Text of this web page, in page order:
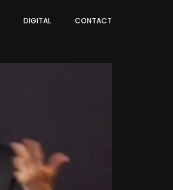
DIGITAL CONTACT